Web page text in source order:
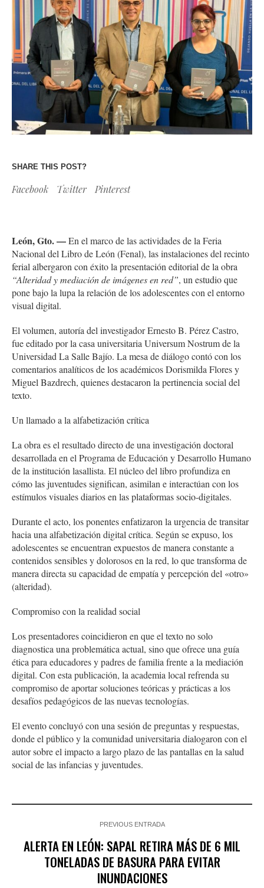
SHARE THIS POST?
Facebook Twitter Pinterest
León, Gto. —En el marco de las actividades de la Feria
Nacional del Libro de León (Fenal), las instalaciones del recinto
ferial albergaron con éxito la presentación editorial de la obra
“Alteridad y mediación de imágenes en red”, un estudio que
pone bajo la lupa la relación de los adolescentes con el entorno
visual digital.
El volumen, autoría del investigador Ernesto B. Pérez Castro,
fue editado por la casa universitaria Universum Nostrum de la
Universidad La Salle Bajío. La mesa de diálogo contó con los
comentarios analíticos de los académicos Dorismilda Flores y
Miguel Bazdrech, quienes destacaron la pertinencia social del
texto.
Un llamado a la alfabetización crítica
La obra es el resultado directo de una investigación doctoral
desarrollada en el Programa de Educación y Desarrollo Humano
de la institución lasallista. El núcleo del libro profundiza en
cómo las juventudes significan, asimilan e interactúan con los
estímulos visuales diarios en las plataformas socio-digitales.
Durante el acto, los ponentes enfatizaron la urgencia de transitar
hacia una alfabetización digital crítica. Según se expuso, los
adolescentes se encuentran expuestos de manera constante a
contenidos sensibles y dolorosos en la red, lo que transforma de
manera directa su capacidad de empatía y percepción del «otro»
(alteridad).
Compromiso con la realidad social
Los presentadores coincidieron en que el texto no solo
diagnostica una problemática actual, sino que ofrece una guía
ética para educadores y padres de familia frente a la mediación
digital. Con esta publicación, la academia local refrenda su
compromiso de aportar soluciones teóricas y prácticas a los
desafíos pedagógicos de las nuevas tecnologías.
El evento concluyó con una sesión de preguntas y respuestas,
donde el público y la comunidad universitaria dialogaron con el
autor sobre el impacto a largo plazo de las pantallas en la salud
social de las infancias y juventudes.
PREVIOUS ENTRADA
ALERTA EN LEÓN: SAPAL RETIRA MÁS DE 6 MIL
TONELADAS DE BASURA PARA EVITAR
INUNDACIONES